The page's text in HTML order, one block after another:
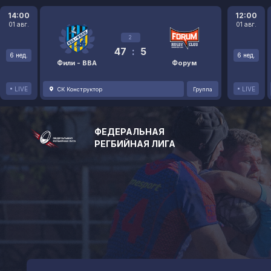
14:00
01 авг.
6 нед.
LIVE
Фили - ВВА
2
47 : 5
Форум
СК Конструктор Группа
12:00
01 авг.
6 нед.
LIVE
ФЕДЕРАЛЬНАЯ
РЕГБИЙНАЯ ЛИГА